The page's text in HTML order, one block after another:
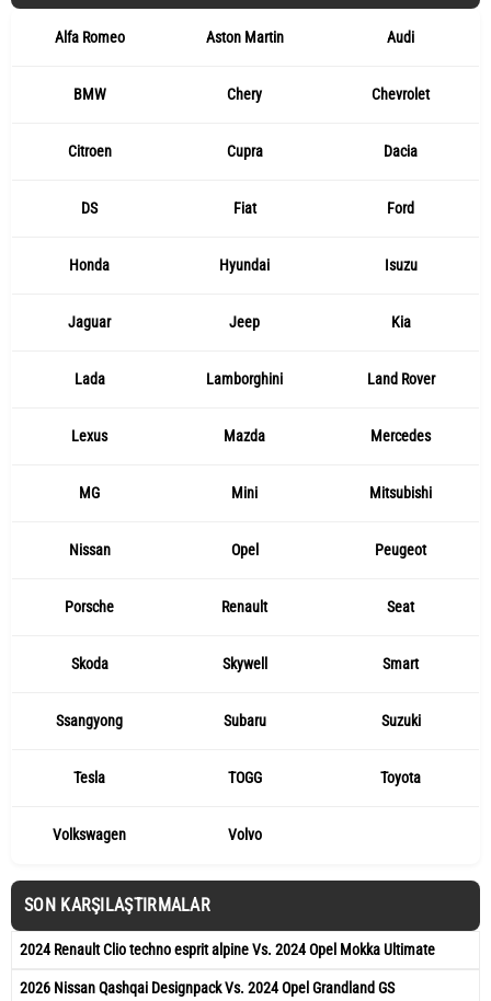
Alfa Romeo Aston Martin Audi
BMW Chery Chevrolet
Citroen Cupra Dacia
DS Fiat Ford
Honda Hyundai Isuzu
Jaguar Jeep Kia
Lada Lamborghini Land Rover
Lexus Mazda Mercedes
MG Mini Mitsubishi
Nissan Opel Peugeot
Porsche Renault Seat
Skoda Skywell Smart
Ssangyong Subaru Suzuki
Tesla TOGG Toyota
Volkswagen Volvo
SON KARŞILAŞTIRMALAR
2024 Renault Clio techno esprit alpine Vs. 2024 Opel Mokka Ultimate
2026 Nissan Qashqai Designpack Vs. 2024 Opel Grandland GS